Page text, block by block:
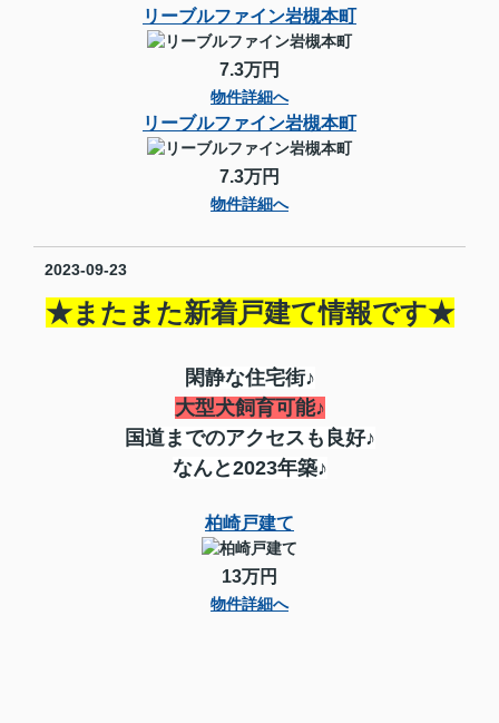
リーブルファイン岩槻本町
7.3万円
物件詳細へ
リーブルファイン岩槻本町
7.3万円
物件詳細へ
2023-09-23
★またまた新着戸建て情報です★
閑静な住宅街♪
大型犬飼育可能♪
国道までのアクセスも良好♪
なんと2023年築♪
柏崎戸建て
13万円
物件詳細へ